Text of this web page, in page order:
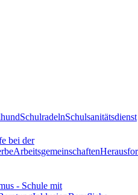
SchulradelnSchulsanitätsdienst
bei der
Arbeitsgemeinschaften
- Schule mit